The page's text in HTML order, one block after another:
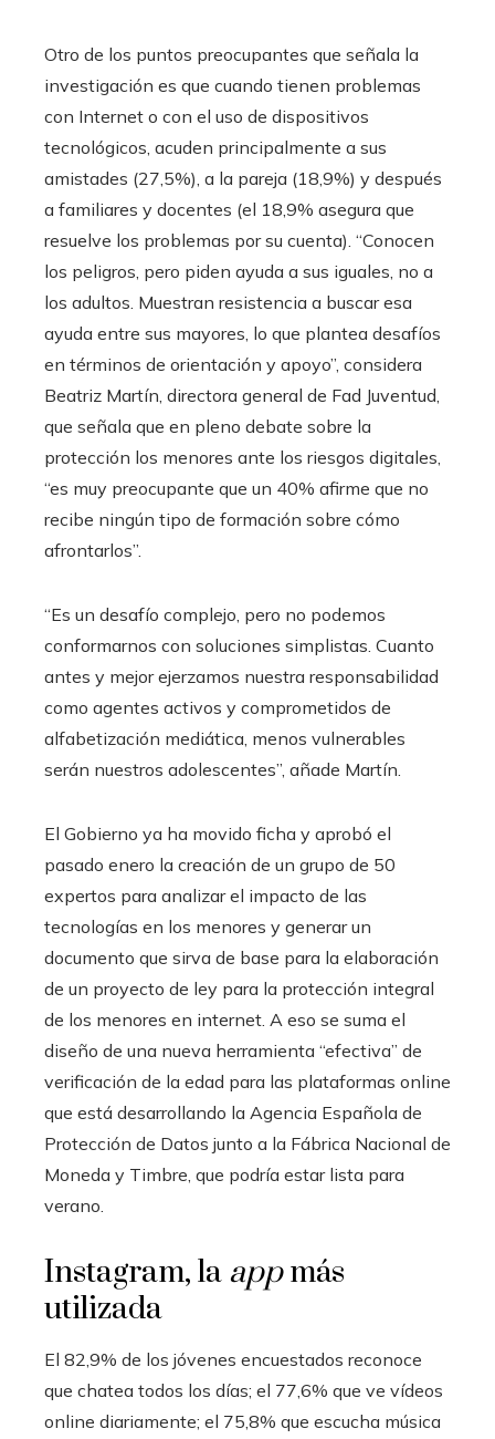
Otro de los puntos preocupantes que señala la
investigación es que cuando tienen problemas
con Internet o con el uso de dispositivos
tecnológicos, acuden principalmente a sus
amistades (27,5%), a la pareja (18,9%) y después
a familiares y docentes (el 18,9% asegura que
resuelve los problemas por su cuenta). “Conocen
los peligros, pero piden ayuda a sus iguales, no a
los adultos. Muestran resistencia a buscar esa
ayuda entre sus mayores, lo que plantea desafíos
en términos de orientación y apoyo”, considera
Beatriz Martín, directora general de Fad Juventud,
que señala que en pleno debate sobre la
protección los menores ante los riesgos digitales,
“es muy preocupante que un 40% afirme que no
recibe ningún tipo de formación sobre cómo
afrontarlos”.
“Es un desafío complejo, pero no podemos
conformarnos con soluciones simplistas. Cuanto
antes y mejor ejerzamos nuestra responsabilidad
como agentes activos y comprometidos de
alfabetización mediática, menos vulnerables
serán nuestros adolescentes”, añade Martín.
El Gobierno ya ha movido ficha y aprobó el
pasado enero la creación de un grupo de 50
expertos para analizar el impacto de las
tecnologías en los menores y generar un
documento que sirva de base para la elaboración
de un proyecto de ley para la protección integral
de los menores en internet. A eso se suma el
diseño de una nueva herramienta “efectiva” de
verificación de la edad para las plataformas online
que está desarrollando la Agencia Española de
Protección de Datos junto a la Fábrica Nacional de
Moneda y Timbre, que podría estar lista para
verano.
Instagram, la appmás
utilizada
El 82,9% de los jóvenes encuestados reconoce
que chatea todos los días; el 77,6% que ve vídeos
online diariamente; el 75,8% que escucha música